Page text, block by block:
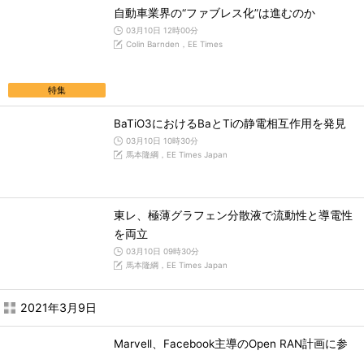
特集
自動車業界の“ファブレス化”は進むのか
03月10日 12時00分
Colin Barnden，EE Times
BaTiO3におけるBaとTiの静電相互作用を発見
03月10日 10時30分
馬本隆綱，EE Times Japan
東レ、極薄グラフェン分散液で流動性と導電性
を両立
03月10日 09時30分
馬本隆綱，EE Times Japan
2021年3月9日
Marvell、Facebook主導のOpen RAN計画に参